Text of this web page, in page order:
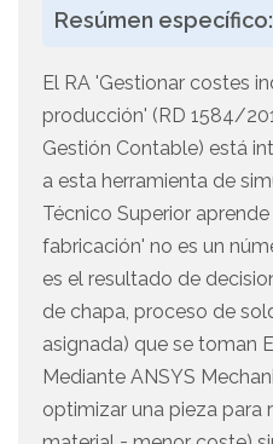
Resúmen específico:
El RA 'Gestionar costes
producción' (RD 1584/
Gestión Contable) está
a esta herramienta de
Técnico Superior
fabricación' no es un
es el resultado de
de chapa, proceso de
asignada) que se toman
Mediante ANSYS
optimizar una pieza para